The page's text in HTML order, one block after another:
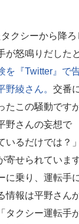
クシーから降ろ
が怒鳴りだした
を『Twitter』で
野綾さん。 交番
この騒動ですが
野さんの妄想で
いるだけでは？
寄せられています
に乗り、運転手
情報は平野さん
タクシー運転手